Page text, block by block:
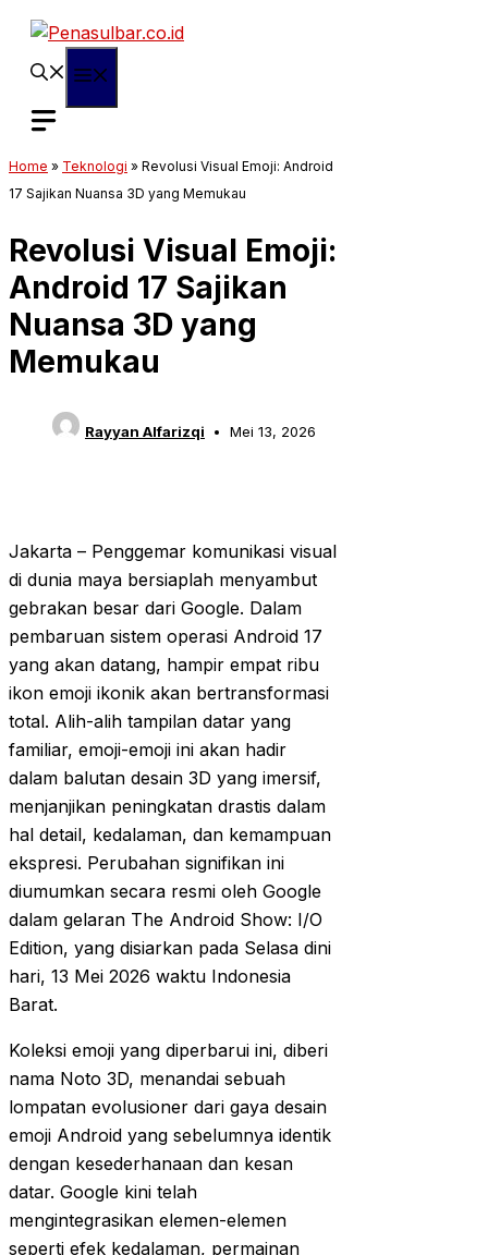
Langsung
Home » Teknologi » Revolusi Visual Emoji: Android
17 Sajikan Nuansa 3D yang Memukau
Revolusi Visual Emoji:
Android 17 Sajikan
Nuansa 3D yang
Memukau
Rayyan Alfarizqi Mei 13, 2026
Jakarta – Penggemar komunikasi visual
di dunia maya bersiaplah menyambut
gebrakan besar dari Google. Dalam
pembaruan sistem operasi Android 17
yang akan datang, hampir empat ribu
ikon emoji ikonik akan bertransformasi
total. Alih-alih tampilan datar yang
familiar, emoji-emoji ini akan hadir
dalam balutan desain 3D yang imersif,
menjanjikan peningkatan drastis dalam
hal detail, kedalaman, dan kemampuan
ekspresi. Perubahan signifikan ini
diumumkan secara resmi oleh Google
dalam gelaran The Android Show: I/O
Edition, yang disiarkan pada Selasa dini
hari, 13 Mei 2026 waktu Indonesia
Barat.
Koleksi emoji yang diperbarui ini, diberi
nama Noto 3D, menandai sebuah
lompatan evolusioner dari gaya desain
emoji Android yang sebelumnya identik
dengan kesederhanaan dan kesan
datar. Google kini telah
mengintegrasikan elemen-elemen
seperti efek kedalaman, permainan